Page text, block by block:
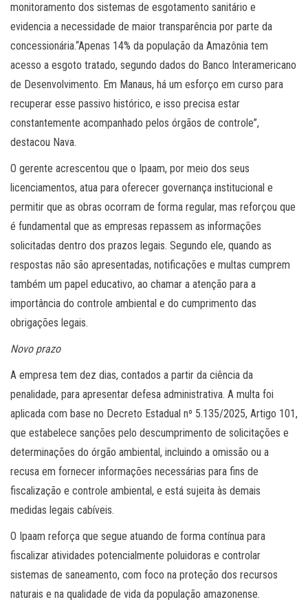
monitoramento dos sistemas de esgotamento sanitário e
evidencia a necessidade de maior transparência por parte da
concessionária.“Apenas 14% da população da Amazônia tem
acesso a esgoto tratado, segundo dados do Banco Interamericano
de Desenvolvimento. Em Manaus, há um esforço em curso para
recuperar esse passivo histórico, e isso precisa estar
constantemente acompanhado pelos órgãos de controle”,
destacou Nava.
O gerente acrescentou que o Ipaam, por meio dos seus
licenciamentos, atua para oferecer governança institucional e
permitir que as obras ocorram de forma regular, mas reforçou que
é fundamental que as empresas repassem as informações
solicitadas dentro dos prazos legais. Segundo ele, quando as
respostas não são apresentadas, notificações e multas cumprem
também um papel educativo, ao chamar a atenção para a
importância do controle ambiental e do cumprimento das
obrigações legais.
Novo prazo
A empresa tem dez dias, contados a partir da ciência da
penalidade, para apresentar defesa administrativa. A multa foi
aplicada com base no Decreto Estadual nº 5.135/2025, Artigo 101,
que estabelece sanções pelo descumprimento de solicitações e
determinações do órgão ambiental, incluindo a omissão ou a
recusa em fornecer informações necessárias para fins de
fiscalização e controle ambiental, e está sujeita às demais
medidas legais cabíveis.
O Ipaam reforça que segue atuando de forma contínua para
fiscalizar atividades potencialmente poluidoras e controlar
sistemas de saneamento, com foco na proteção dos recursos
naturais e na qualidade de vida da população amazonense.